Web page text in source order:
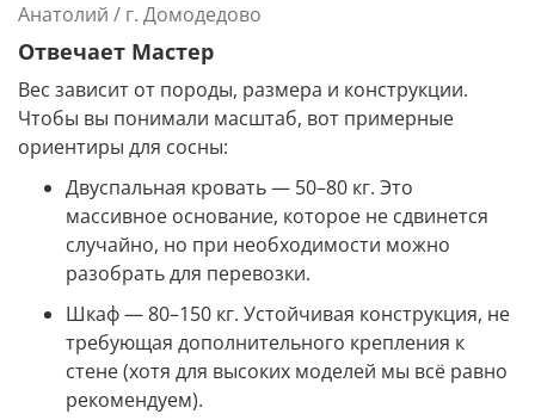
Анатолий / г. Домодедово
Отвечает Мастер
Вес зависит от породы, размера и конструкции.
Чтобы вы понимали масштаб, вот примерные
ориентиры для сосны:
Двуспальная кровать — 50–80 кг. Это
массивное основание, которое не сдвинется
случайно, но при необходимости можно
разобрать для перевозки.
Шкаф — 80–150 кг. Устойчивая конструкция, не
требующая дополнительного крепления к
стене (хотя для высоких моделей мы всё равно
рекомендуем).